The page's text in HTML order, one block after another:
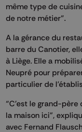
même type de
de notre métier”.
A la gérance du
barre du Canotier,
à Liège. Elle a
Neupré pour
particulier de
“C’est le grand-
la maison ici”,
avec Fernand